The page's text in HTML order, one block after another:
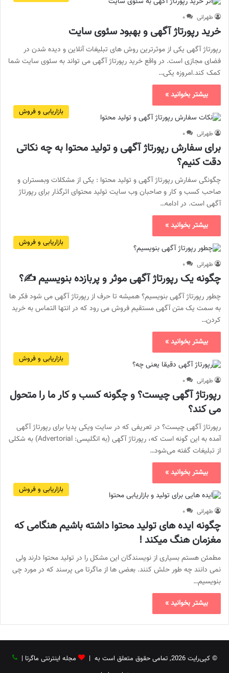
طهرانی ۰
خرید رپورتاژ آگهی و بهبود سئوی سایت
رپورتاژ آگهی یکی از موثرترین روش های تبلیغات آنلاین و دیده شدن در
فضای مجازی است. در واقع خرید رپورتاژ آگهی می تواند به سئوی سایت شما
کمک کند.امروزه یکی…
بیشتر بخوانید »
بازاریابی و فروش
طهرانی ۰
برای سفارش رپورتاژ آگهی و تولید محتوا به چه نکاتی
دقت کنیم؟
چگونگی سفارش رپورتاژ آگهی و تولید محتوا : یکی از مشکلات وبمستران و
صاحب کسب و کار و صاحبان وب سایت تولید محتوای اثرگذار برای رپورتاژ
آگهی است. در ادامه…
بیشتر بخوانید »
بازاریابی و فروش
طهرانی ۰
چگونه یک رپورتاژ آگهی موثر و پربازده بنویسیم ✍️؟
چطور رپورتاژ آگهی بنویسیم؟ همیشه تا حرف از رپورتاژ آگهی می شود فکر ها
به سمت یک متن آگهی مستقیم فروش می رود که در انتها التماس به خرید
کردن…
بیشتر بخوانید »
بازاریابی و فروش
طهرانی ۰
رپورتاژ آگهی چیست؟ و چگونه کسب و کار ما را متحول
می کند؟
رپورتاژ آگهی چیست؟ در تعریفی که در سایت ویکی پدیا برای رپورتاژ آگهی
آمده به این گونه است که، رپورتاژ آگهی (به انگلیسی: Advertorial) به شکلی
از تبلیغات گفته می‌شود…
بیشتر بخوانید »
بازاریابی و فروش
طهرانی ۰
چگونه ایده های تولید محتوا داشته باشیم هنگامی که
مغزمان هنگ میکند !
مطمئن هستم بسیاری از نویسندگان این مشکل را در تولید محتوا دارند ولی
نمی دانند چه طور حلش کنند. بعضی ها از ماگرتا می پرسند که در مورد چی
بنویسیم…
بیشتر بخوانید »
© کپی‌رایت 2026, تمامی حقوق متعلق است به | مجله اینترنتی ماگرتا |